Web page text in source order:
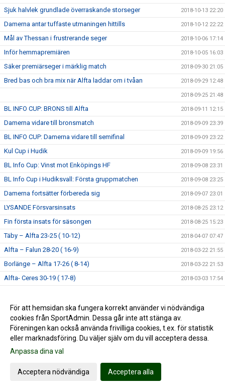
Sjuk halvlek grundlade överraskande storseger 2018-10-13 22:20
Damerna antar tuffaste utmaningen hittills 2018-10-12 22:22
Mål av Thessan i frustrerande seger 2018-10-06 17:14
Inför hemmapremiären 2018-10-05 16:03
Säker premiärseger i märklig match 2018-09-30 21:05
Bred bas och bra mix när Alfta laddar om i tvåan 2018-09-29 12:48
2018-09-25 21:48
BL INFO CUP: BRONS till Alfta 2018-09-11 12:15
Damerna vidare till bronsmatch 2018-09-09 23:39
BL INFO CUP: Damerna vidare till semifinal 2018-09-09 23:22
Kul Cup i Hudik 2018-09-09 19:56
BL Info Cup: Vinst mot Enköpings HF 2018-09-08 23:31
BL Info Cup i Hudiksvall: Första gruppmatchen 2018-09-08 23:25
Damerna fortsätter förbereda sig 2018-09-07 23:01
LYSANDE Försvarsinsats 2018-08-25 23:12
Fin första insats för säsongen 2018-08-25 15:23
Täby – Alfta 23-25 ( 10-12) 2018-04-07 07:47
Alfta – Falun 28-20 ( 16-9) 2018-03-22 21:55
Borlänge – Alfta 17-26 ( 8-14) 2018-03-22 21:53
Alfta- Ceres 30-19 ( 17-8) 2018-03-03 17:54
Alfta-Uppsala 20-23 (9-10) 2018-02-14 20:48
Kungsängen – Alfta 32-19 ( 12-9) 2018-02-06 18:27
Alfta – Bollstanäs 39-17 (20-5) 2018-02-06 18:24
Alfta- Rosersberg 29-22 (14-13)
Alfta- Åkersberga 20-19 (10-12)
För att hemsidan ska fungera korrekt använder vi nödvändiga
cookies från SportAdmin. Dessa går inte att stänga av.
Föreningen kan också använda frivilliga cookies, t.ex. för statistik
eller marknadsföring. Du väljer själv om du vill acceptera dessa.
Anpassa dina val
Acceptera nödvändiga Acceptera alla